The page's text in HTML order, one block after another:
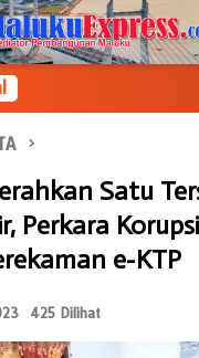
Satu
Perkara
e-KTP
425 Dilihat